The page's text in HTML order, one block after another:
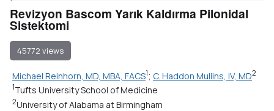
Revizyon Bascom Yarık Kaldırma Pilonidal
Sistektomi
45772 views
Michael Reinhorn, MD, MBA, FACS1; C. Haddon Mullins, IV, MD2
1Tufts University School of Medicine
2University of Alabama at Birmingham